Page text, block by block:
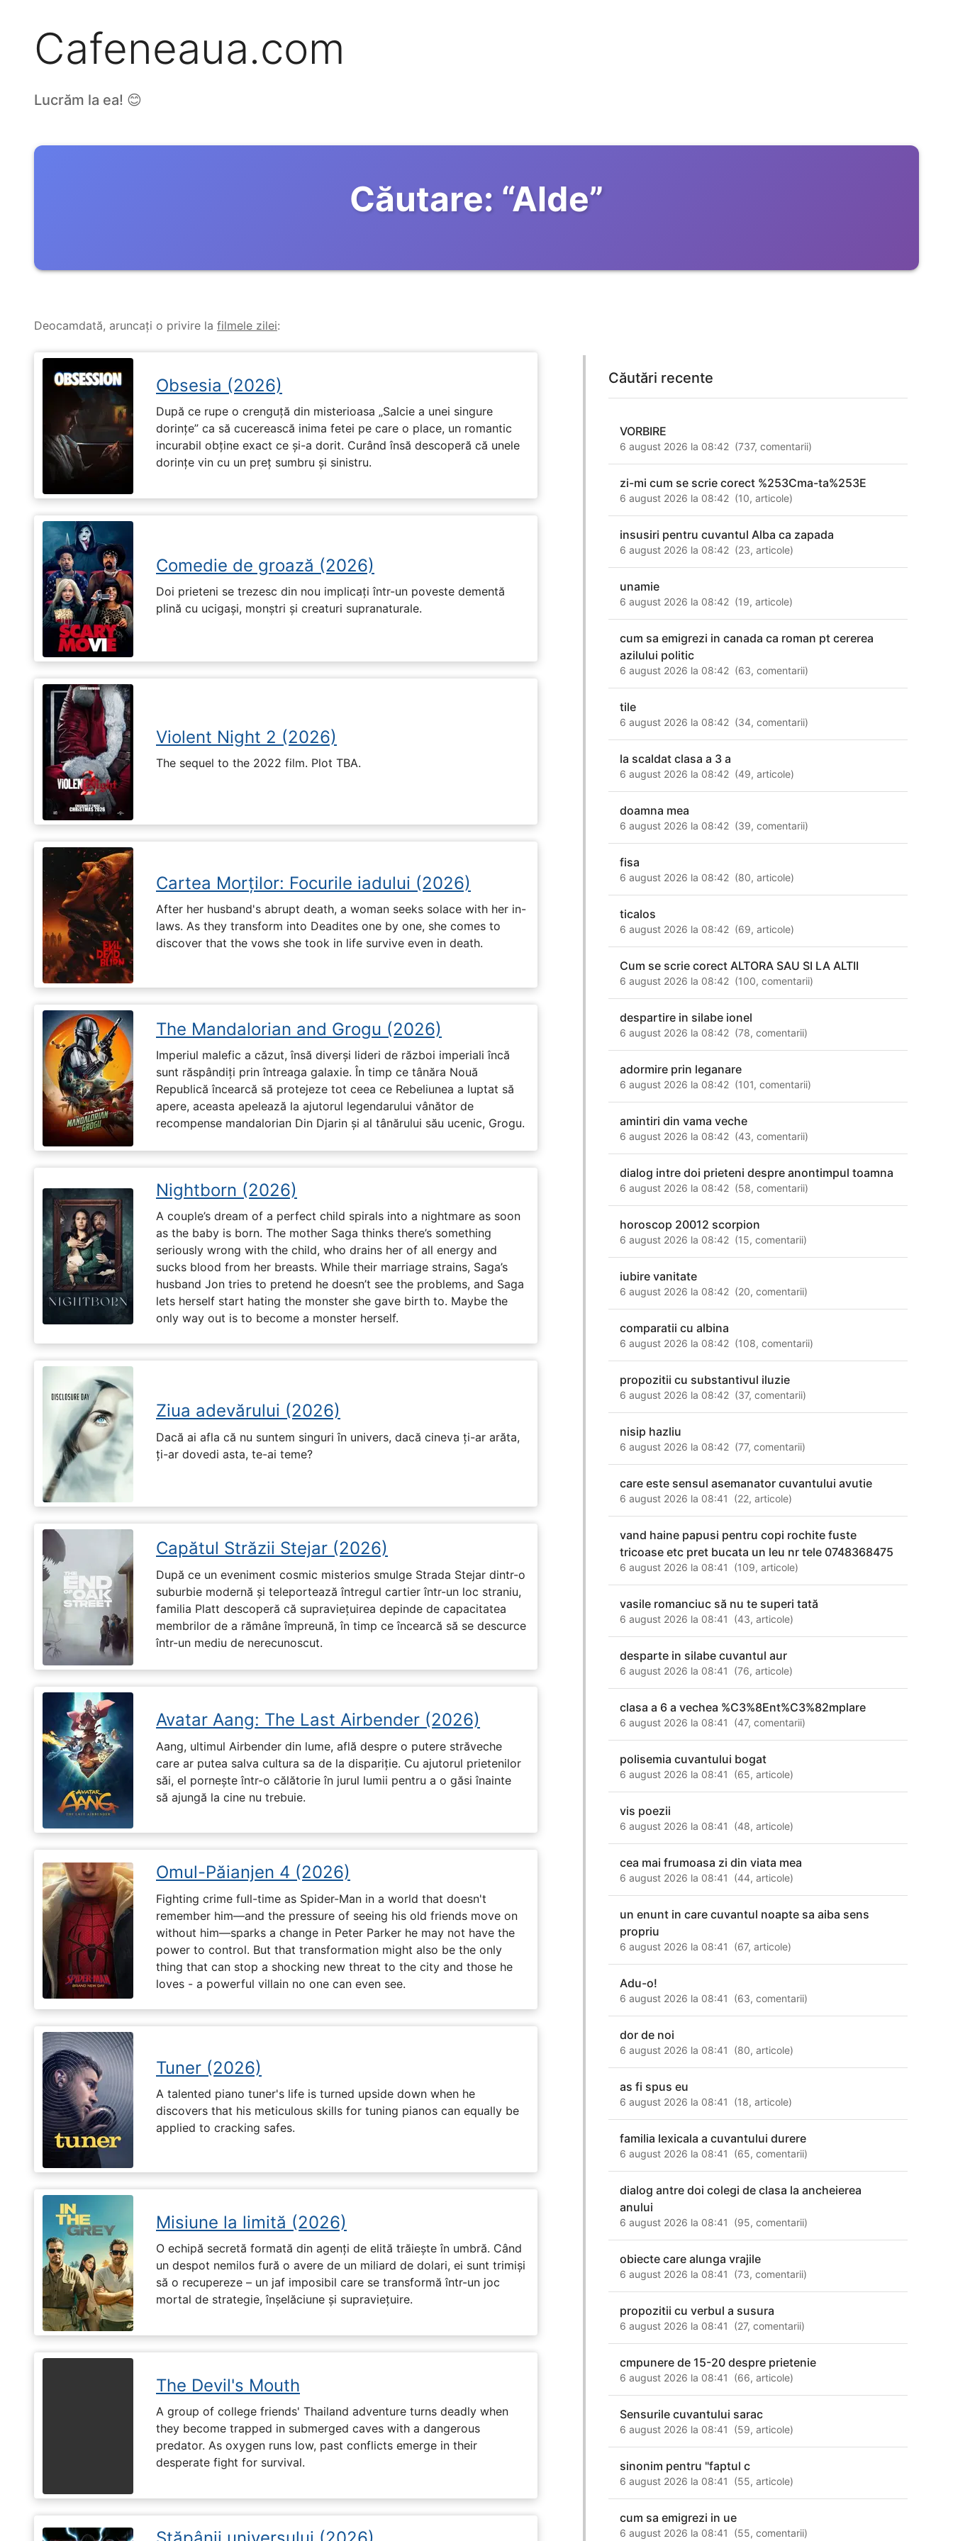
Cafeneaua.com
Lucrăm la ea! 😊
Căutare: “Alde”
Deocamdată, aruncați o privire la filmele zilei:
Obsesia (2026)
După ce rupe o crenguță din misterioasa „Salcie a unei singure
dorințe” ca să cucerească inima fetei pe care o place, un romantic
incurabil obține exact ce și-a dorit. Curând însă descoperă că unele
dorințe vin cu un preț sumbru și sinistru.
Comedie de groază (2026)
Doi prieteni se trezesc din nou implicați într-un poveste dementă
plină cu ucigași, monștri și creaturi supranaturale.
Violent Night 2 (2026)
The sequel to the 2022 film. Plot TBA.
Cartea Morților: Focurile iadului (2026)
After her husband's abrupt death, a woman seeks solace with her in-
laws. As they transform into Deadites one by one, she comes to
discover that the vows she took in life survive even in death.
The Mandalorian and Grogu (2026)
Imperiul malefic a căzut, însă diverși lideri de război imperiali încă
sunt răspândiți prin întreaga galaxie. În timp ce tânăra Nouă
Republică încearcă să protejeze tot ceea ce Rebeliunea a luptat să
apere, aceasta apelează la ajutorul legendarului vânător de
recompense mandalorian Din Djarin și al tânărului său ucenic, Grogu.
Nightborn (2026)
A couple’s dream of a perfect child spirals into a nightmare as soon
as the baby is born. The mother Saga thinks there’s something
seriously wrong with the child, who drains her of all energy and
sucks blood from her breasts. While their marriage strains, Saga’s
husband Jon tries to pretend he doesn’t see the problems, and Saga
lets herself start hating the monster she gave birth to. Maybe the
only way out is to become a monster herself.
Ziua adevărului (2026)
Dacă ai afla că nu suntem singuri în univers, dacă cineva ți-ar arăta,
ți-ar dovedi asta, te-ai teme?
Capătul Străzii Stejar (2026)
După ce un eveniment cosmic misterios smulge Strada Stejar dintr-o
suburbie modernă și teleportează întregul cartier într-un loc straniu,
familia Platt descoperă că supraviețuirea depinde de capacitatea
membrilor de a rămâne împreună, în timp ce încearcă să se descurce
într-un mediu de nerecunoscut.
Avatar Aang: The Last Airbender (2026)
Aang, ultimul Airbender din lume, află despre o putere străveche
care ar putea salva cultura sa de la dispariție. Cu ajutorul prietenilor
săi, el pornește într-o călătorie în jurul lumii pentru a o găsi înainte
să ajungă la cine nu trebuie.
Omul-Păianjen 4 (2026)
Fighting crime full-time as Spider-Man in a world that doesn't
remember him—and the pressure of seeing his old friends move on
without him—sparks a change in Peter Parker he may not have the
power to control. But that transformation might also be the only
thing that can stop a shocking new threat to the city and those he
loves - a powerful villain no one can even see.
Tuner (2026)
A talented piano tuner's life is turned upside down when he
discovers that his meticulous skills for tuning pianos can equally be
applied to cracking safes.
Misiune la limită (2026)
O echipă secretă formată din agenți de elită trăiește în umbră. Când
un despot nemilos fură o avere de un miliard de dolari, ei sunt trimiși
să o recupereze – un jaf imposibil care se transformă într-un joc
mortal de strategie, înșelăciune și supraviețuire.
The Devil's Mouth
A group of college friends' Thailand adventure turns deadly when
they become trapped in submerged caves with a dangerous
predator. As oxygen runs low, past conflicts emerge in their
desperate fight for survival.
Căutări recente
VORBIRE
6 august 2026 la 08:42 (737,comentarii)
zi-mi cum se scrie corect %253Cma-ta%253E
6 august 2026 la 08:42 (10,articole)
insusiri pentru cuvantul Alba ca zapada
6 august 2026 la 08:42 (23,articole)
unamie
6 august 2026 la 08:42 (19,articole)
cum sa emigrezi in canada ca roman pt cererea
azilului politic
6 august 2026 la 08:42 (63,comentarii)
tile
6 august 2026 la 08:42 (34,comentarii)
la scaldat clasa a 3 a
6 august 2026 la 08:42 (49,articole)
doamna mea
6 august 2026 la 08:42 (39,comentarii)
fisa
6 august 2026 la 08:42 (80,articole)
ticalos
6 august 2026 la 08:42 (69,articole)
Cum se scrie corect ALTORA SAU SI LA ALTII
6 august 2026 la 08:42 (100,comentarii)
despartire in silabe ionel
6 august 2026 la 08:42 (78,comentarii)
adormire prin leganare
6 august 2026 la 08:42 (101,comentarii)
amintiri din vama veche
6 august 2026 la 08:42 (43,comentarii)
dialog intre doi prieteni despre anontimpul toamna
6 august 2026 la 08:42 (58,comentarii)
horoscop 20012 scorpion
6 august 2026 la 08:42 (15,comentarii)
iubire vanitate
6 august 2026 la 08:42 (20,comentarii)
comparatii cu albina
6 august 2026 la 08:42 (108,comentarii)
propozitii cu substantivul iluzie
6 august 2026 la 08:42 (37,comentarii)
nisip hazliu
6 august 2026 la 08:42 (77,comentarii)
care este sensul asemanator cuvantului avutie
6 august 2026 la 08:41 (22,articole)
vand haine papusi pentru copi rochite fuste
tricoase etc pret bucata un leu nr tele 0748368475
6 august 2026 la 08:41 (109,articole)
vasile romanciuc să nu te superi tată
6 august 2026 la 08:41 (43,articole)
desparte in silabe cuvantul aur
6 august 2026 la 08:41 (76,articole)
clasa a 6 a vechea %C3%8Ent%C3%82mplare
6 august 2026 la 08:41 (47,comentarii)
polisemia cuvantului bogat
6 august 2026 la 08:41 (65,articole)
vis poezii
6 august 2026 la 08:41 (48,articole)
cea mai frumoasa zi din viata mea
6 august 2026 la 08:41 (44,articole)
un enunt in care cuvantul noapte sa aiba sens
propriu
6 august 2026 la 08:41 (67,articole)
Adu-o!
6 august 2026 la 08:41 (63,comentarii)
dor de noi
6 august 2026 la 08:41 (80,articole)
as fi spus eu
6 august 2026 la 08:41 (18,articole)
familia lexicala a cuvantului durere
6 august 2026 la 08:41 (65,comentarii)
dialog antre doi colegi de clasa la ancheierea
anului
6 august 2026 la 08:41 (95,comentarii)
obiecte care alunga vrajile
6 august 2026 la 08:41 (73,comentarii)
propozitii cu verbul a susura
6 august 2026 la 08:41 (27,comentarii)
cmpunere de 15-20 despre prietenie
6 august 2026 la 08:41 (66,articole)
Sensurile cuvantului sarac
6 august 2026 la 08:41 (59,articole)
sinonim pentru "faptul c
6 august 2026 la 08:41 (55,articole)
cum sa emigrezi in ue
6 august 2026 la 08:41 (55,comentarii)